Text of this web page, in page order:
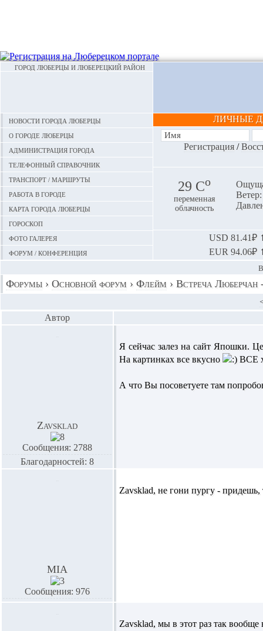
ГОРОД ЛЮБЕРЦЫ И ЛЮБЕРЕЦКИЙ РАЙОН
Новости города Люберцы
О городе Люберцы
Администрация города
Телефонный справочник
Транспорт / маршруты
Работа в городе
Карта города Люберцы
Гороскоп
Фото галерея
Форум / конференция
ЛИЧНЫЕ
Регистрация/
29 Сo
переменная
облачность
USD 81.41₽
EUR 94.06₽
Форумы › Основной форум › Флейм › Встреча Люберчан
Автор
Zavsklad
Сообщения: 2788
Благодарностей: 8
Я сейчас залез на сайт Япошки.
На картинках все вкусно
ВСЕ
А что Вы посоветуете там
MIA
Сообщения: 976
Zavsklad, не гони пургу -
Zavsklad, мы в этот раз так